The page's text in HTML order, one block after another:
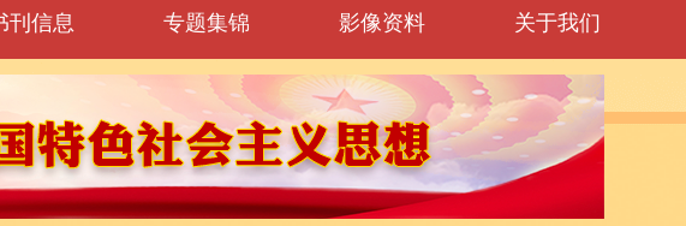
刊信息 专题集锦 影像资料 关于我们